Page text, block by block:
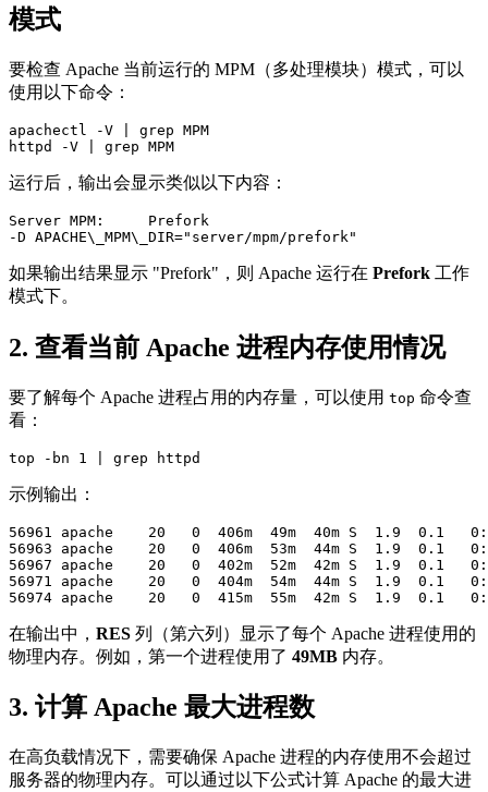
模式
要检查 Apache 当前运行的 MPM（多处理模块）模式，可以
使用以下命令：
apachectl -V | grep MPM
httpd -V | grep MPM
运行后，输出会显示类似以下内容：
Server MPM:     Prefork
-D APACHE\_MPM\_DIR="server/mpm/prefork"
如果输出结果显示 "Prefork"，则 Apache 运行在 Prefork 工作
模式下。
2. 查看当前 Apache 进程内存使用情况
要了解每个 Apache 进程占用的内存量，可以使用 top 命令查
看：
top -bn 1 | grep httpd
示例输出：
56961 apache    20   0  406m  49m  40m S  1.9  0.1
56963 apache    20   0  406m  53m  44m S  1.9  0.1
56967 apache    20   0  402m  52m  42m S  1.9  0.1
56971 apache    20   0  404m  54m  44m S  1.9  0.1
56974 apache    20   0  415m  55m  42m S  1.9  0.1
在输出中， RES 列（第六列）显示了每个 Apache 进程使用的
物理内存。例如，第一个进程使用了 49MB 内存。
3. 计算 Apache 最大进程数
在高负载情况下，需要确保 Apache 进程的内存使用不会超过
服务器的物理内存。可以通过以下公式计算 Apache 的最大进